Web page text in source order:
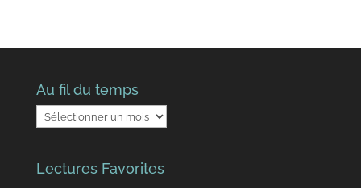
Au fil du temps
Au
fil
temps
Lectures Favorites